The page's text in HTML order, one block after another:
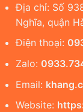
Địa chỉ: Số
Nghĩa, quận
Điện thoại:
Zalo:
Email:
Website: